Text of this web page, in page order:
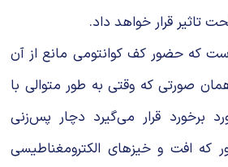
تاثیر قرار خواهد داد.
است که حضور کف کوانتومی مانع از آن
صورتی که وقتی به طور متوالی با
برخورد قرار می‌گیرد دچار پس‌زنی
که افت و خیزهای الکترومغناطیسی